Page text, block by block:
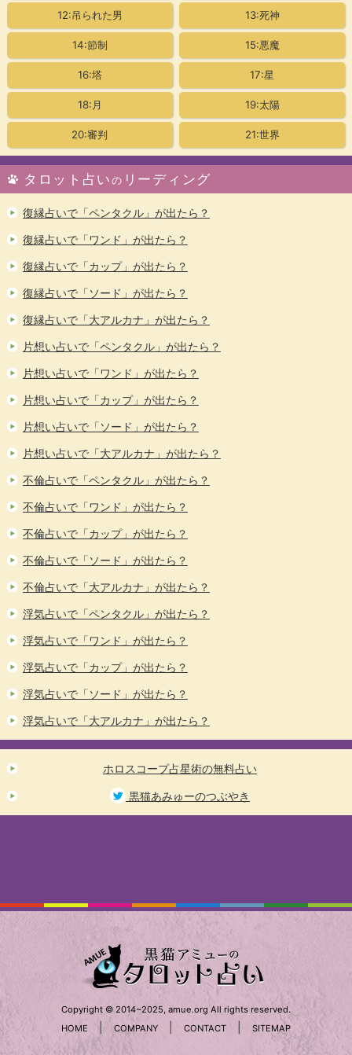
12:吊られた男 13:死神
14:節制 15:悪魔
16:塔 17:星
18:月 19:太陽
20:審判 21:世界
タロット占いの リーディング
復縁占いで「ペンタクル」が出たら？
復縁占いで「ワンド」が出たら？
復縁占いで「カップ」が出たら？
復縁占いで「ソード」が出たら？
復縁占いで「大アルカナ」が出たら？
片想い占いで「ペンタクル」が出たら？
片想い占いで「ワンド」が出たら？
片想い占いで「カップ」が出たら？
片想い占いで「ソード」が出たら？
片想い占いで「大アルカナ」が出たら？
不倫占いで「ペンタクル」が出たら？
不倫占いで「ワンド」が出たら？
不倫占いで「カップ」が出たら？
不倫占いで「ソード」が出たら？
不倫占いで「大アルカナ」が出たら？
浮気占いで「ペンタクル」が出たら？
浮気占いで「ワンド」が出たら？
浮気占いで「カップ」が出たら？
浮気占いで「ソード」が出たら？
浮気占いで「大アルカナ」が出たら？
ホロスコープ占星術の無料占い
黒猫あみゅーのつぶやき
Copyright © 2014~2025, amue.org All rights reserved.
HOME
| COMPANY CONTACT SITEMAP